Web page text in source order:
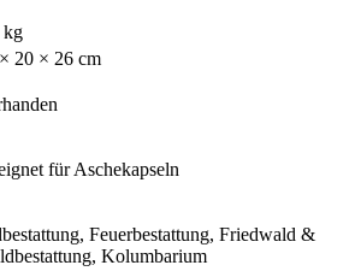
kg
20 × 26 cm
für Aschekapseln
Feuerbestattung, Friedwald &
Kolumbarium